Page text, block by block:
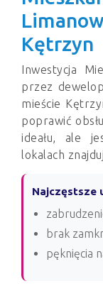
Kętrzyn
Inwestycja
przez
mieście
poprawić
ideału, ale
lokalach
Najczęstsze
brak
pęknięcia